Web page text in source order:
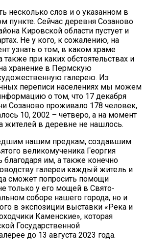
несколько слов и о указанном в
пункте. Сейчас деревня Созаново
Кировской области пустует и
Не у кого, к сожалению, на
узнать о том, в каком храме
при каких обстоятельствах и
хранение в Пермскую
галерею. Из
переписи населениях мы можем
о том, что 17 декабря
Созаново проживало 178 человек,
10, 2002 – четверо, а на момент
жителей в деревне не нашлось.
нашим предкам, создавшим
великомученика Георгия
им, а также конечно
галереи каждый житель и
сможет попросить помощи
только у его мощей в Свято-
соборе нашего города, но и
в экспозиции выставки «Река и
Каменские», которая
Государственной
до 13 августа 2023 года.